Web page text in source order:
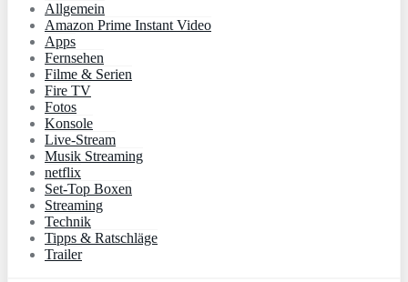
Allgemein
Amazon Prime Instant Video
Apps
Fernsehen
Filme & Serien
Fire TV
Fotos
Konsole
Live-Stream
Musik Streaming
netflix
Set-Top Boxen
Streaming
Technik
Tipps & Ratschläge
Trailer